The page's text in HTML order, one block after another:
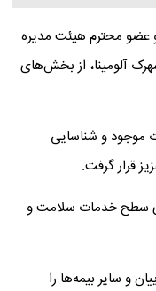
و عضو محترم هیئت‌ مدیره
(ع) واقع در شهرک آلومینا، از بخش‌های
موجود و شناسایی
قرار گرفت.
سطح خدمات سلامت و
و سایر بیمه‌ها را